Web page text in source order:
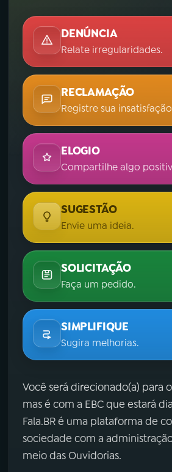
DENÚNCIA
Relate irregularidades.
RECLAMAÇÃO
Registre sua
ELOGIO
Compartilhe algo
SUGESTÃO
Envie uma ideia.
SOLICITAÇÃO
Faça um pedido.
SIMPLIFIQUE
Sugira melhorias.
Você será direcionado(a) para o
mas é com a EBC que estará
Fala.BR é uma plataforma de
sociedade com a
meio das Ouvidorias.